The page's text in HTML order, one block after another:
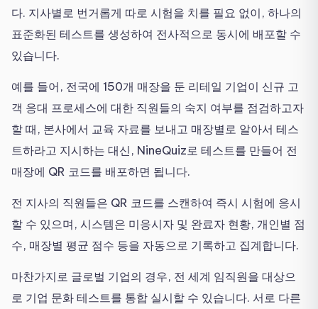
다. 지사별로 번거롭게 따로 시험을 치를 필요 없이, 하나의
표준화된 테스트를 생성하여 전사적으로 동시에 배포할 수
있습니다.
예를 들어, 전국에 150개 매장을 둔 리테일 기업이 신규 고
객 응대 프로세스에 대한 직원들의 숙지 여부를 점검하고자
할 때, 본사에서 교육 자료를 보내고 매장별로 알아서 테스
트하라고 지시하는 대신, NineQuiz로 테스트를 만들어 전
매장에 QR 코드를 배포하면 됩니다.
전 지사의 직원들은 QR 코드를 스캔하여 즉시 시험에 응시
할 수 있으며, 시스템은 미응시자 및 완료자 현황, 개인별 점
수, 매장별 평균 점수 등을 자동으로 기록하고 집계합니다.
마찬가지로 글로벌 기업의 경우, 전 세계 임직원을 대상으
로 기업 문화 테스트를 통합 실시할 수 있습니다. 서로 다른